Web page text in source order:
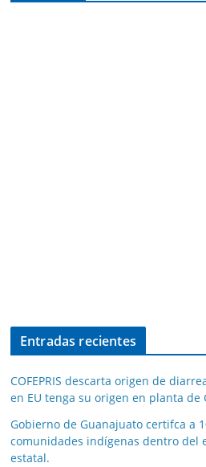
Entradas recientes
COFEPRIS descarta origen de
en EU tenga su origen en planta de
Gobierno de Guanajuato certifca a
comunidades indígenas dentro del
estatal.